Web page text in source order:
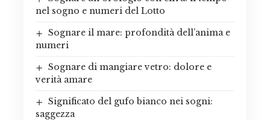
nel sogno e numeri del Lotto
Sognare il mare: profondità dell’anima e
numeri
Sognare di mangiare vetro: dolore e
verità amare
Significato del gufo bianco nei sogni:
saggezza